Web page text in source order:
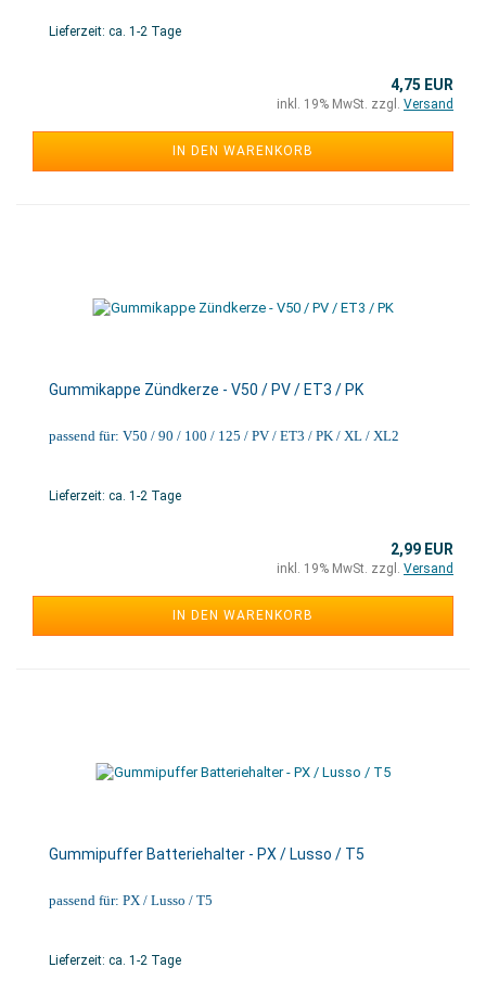
Lieferzeit: ca. 1-2 Tage
4,75 EUR
inkl. 19% MwSt. zzgl. Versand
IN DEN WARENKORB
Gummikappe Zündkerze - V50 / PV / ET3 / PK
passend für: V50 / 90 / 100 / 125 / PV / ET3 / PK / XL / XL2
Lieferzeit: ca. 1-2 Tage
2,99 EUR
inkl. 19% MwSt. zzgl. Versand
IN DEN WARENKORB
Gummipuffer Batteriehalter - PX / Lusso / T5
passend für: PX / Lusso / T5
Lieferzeit: ca. 1-2 Tage